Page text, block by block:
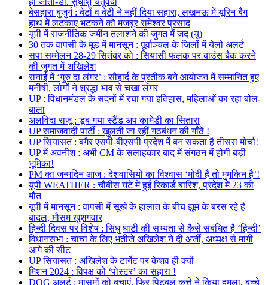
बेसहारा बुजुर्ग : बेटों व बेटी ने नहीं दिया सहारा, लखनऊ में यूरिन बैग
हाथ में लटकाए भटकने को मजबूर रामेश्वर प्रसाद
यूपी में राजनीतिक जमीन तलाशने की जुगत में जद (यू)
30 तक वापसी के मूड में मानसून : पूर्वाञ्चल के जिलों में येलो अलर्ट
सपा सम्मेलन 28-29 सितंबर को : सियासी फलक पर बाउंस बैक करने
की जुगत में अखिलेश
रानाई में ‘गुरु दा लंगर’ : सौहार्द के प्रतीक बने आयोजन में सम्मानित हुए
मनीषी, लोगों ने श्रद्धा भाव से चखा लंगर
UP : विधानमंडल के सदनों में रचा गया इतिहास, महिलाओं का रहा बोल-
बाला
अलविदा राजू : डूब गया स्टैंड अप कामेडी का सितारा
UP समाजवादी पार्टी : खुलती जा रहीं गठबंधन की गाँठें !
UP सियासत : बगैर एसपी-बीएसपी प्रदेश में बन सकता है तीसरा मोर्चा!
UP में अवनीश : अभी CM के सलाहकार बाद में संगठन में होगी बड़ी
भूमिका!
PM का जन्मदिन आज : देशवासियों का विश्वास ‘मोदी हैं तो मुमकिन है’!
यूपी WEATHER : चौबीस घंटे में हुई रिकार्ड बारिश, प्रदेश में 23 की
मौत
यूपी में मानसून : वापसी में सूखे के हालात के बीच झूम के बरस रहे है
बादल, मौसम खुशगवार
हिन्दी दिवस पर विशेष : सिंधु घाटी की सभ्यता से कैसे संबंधित है ‘हिन्दी’
विधानसभा : चाचा के लिए भतीजे अखिलेश ने दी अर्जी, अध्यक्ष से मांगी
आगे की सीट
UP सियासत : अखिलेश के टार्गेट पर केशव ही क्यों
मिशन 2024 : विपक्ष को ‘पोस्टर’ का सहारा !
DOG अलर्ट : मासूमों को बचाएं, फिर पिटबुल कुत्ते ने किया हमला, बच्चे